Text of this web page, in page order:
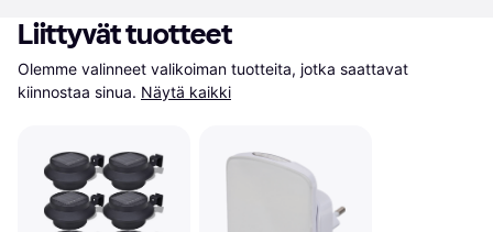
Liittyvät tuotteet
Olemme valinneet valikoiman tuotteita, jotka saattavat
kiinnostaa sinua. Näytä kaikki